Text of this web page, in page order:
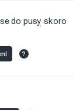
do pusy skoro
?